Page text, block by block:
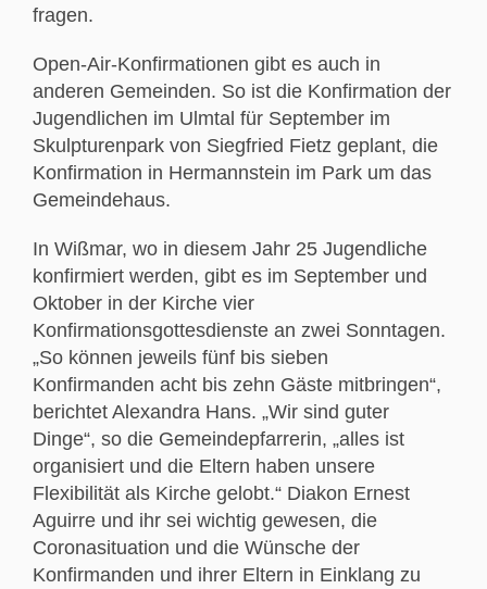
fragen.
Open-Air-Konfirmationen gibt es auch in
anderen Gemeinden. So ist die Konfirmation der
Jugendlichen im Ulmtal für September im
Skulpturenpark von Siegfried Fietz geplant, die
Konfirmation in Hermannstein im Park um das
Gemeindehaus.
In Wißmar, wo in diesem Jahr 25 Jugendliche
konfirmiert werden, gibt es im September und
Oktober in der Kirche vier
Konfirmationsgottesdienste an zwei Sonntagen.
„So können jeweils fünf bis sieben
Konfirmanden acht bis zehn Gäste mitbringen“,
berichtet Alexandra Hans. „Wir sind guter
Dinge“, so die Gemeindepfarrerin, „alles ist
organisiert und die Eltern haben unsere
Flexibilität als Kirche gelobt.“ Diakon Ernest
Aguirre und ihr sei wichtig gewesen, die
Coronasituation und die Wünsche der
Konfirmanden und ihrer Eltern in Einklang zu